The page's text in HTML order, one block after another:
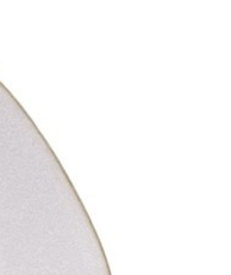
металл, Antique silver,